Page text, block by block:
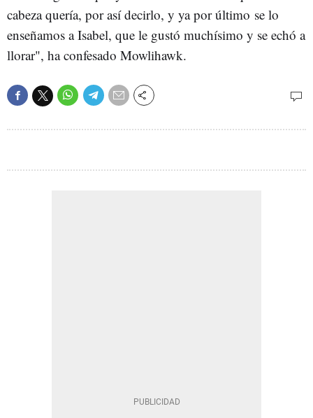
cabeza quería, por así decirlo, y ya por último se lo
enseñamos a Isabel, que le gustó muchísimo y se echó a
llorar", ha confesado Mowlihawk.